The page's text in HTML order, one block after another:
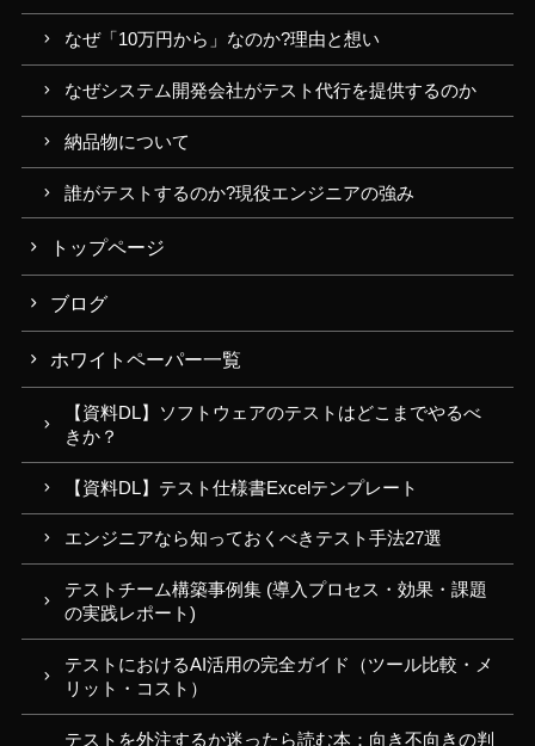
なぜ「10万円から」なのか?理由と想い
なぜシステム開発会社がテスト代行を提供するのか
納品物について
誰がテストするのか?現役エンジニアの強み
トップページ
ブログ
ホワイトペーパー一覧
【資料DL】ソフトウェアのテストはどこまでやるべ
きか？
【資料DL】テスト仕様書Excelテンプレート
エンジニアなら知っておくべきテスト手法27選
テストチーム構築事例集 (導入プロセス・効果・課題
の実践レポート)
テストにおけるAI活用の完全ガイド（ツール比較・メ
リット・コスト）
テストを外注するか迷ったら読む本：向き不向きの判